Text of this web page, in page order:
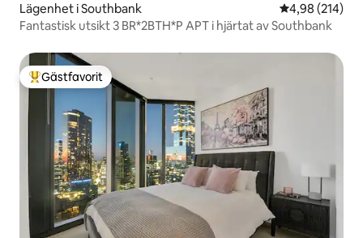
Lägenhet i Southbank 4,98 av 5 i
4,98 (214)
Fantastisk utsikt 3 BR*2BTH*P APT i hjärtat av Southbank
Populär gästfavorit
Gästfavorit